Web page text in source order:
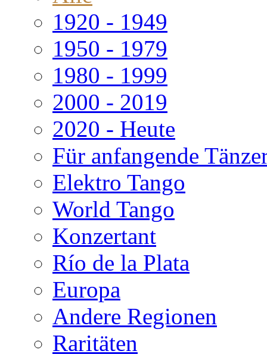
1920 - 1949
1950 - 1979
1980 - 1999
2000 - 2019
2020 - Heute
Für anfangende
Elektro Tango
World Tango
Konzertant
Río de la Plata
Europa
Andere Regionen
Raritäten